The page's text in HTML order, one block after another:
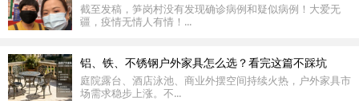
截至发稿，笋岗村没有发现确诊病例和疑似病例！大爱无
疆，疫情无情人有情！...
铝、铁、不锈钢户外家具怎么选？看完这篇不踩坑
庭院露台、酒店泳池、商业外摆空间持续火热，户外家具市
场需求稳步上涨。不...